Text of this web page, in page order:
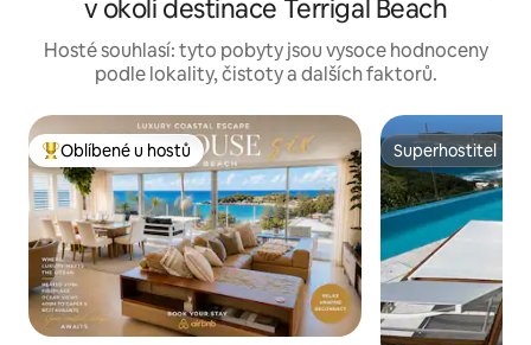
v okolí destinace Terrigal Beach
Hosté souhlasí: tyto pobyty jsou vysoce hodnoceny
podle lokality, čistoty a dalších faktorů.
Nejlepší v kategorii Oblíbené u hostů
Oblíbené u hostů Superhostitel
Superhostitel